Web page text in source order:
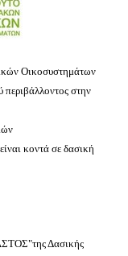
Οικοσυστημάτων
περιβάλλοντος στην
κοντά σε δασική
Δασικής